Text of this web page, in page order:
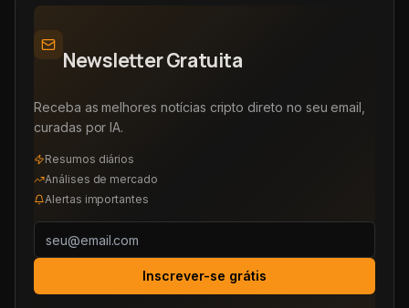
Newsletter Gratuita
Receba as melhores notícias cripto direto no seu email,
curadas por IA.
Resumos diários
Análises de mercado
Alertas importantes
Inscrever-se grátis